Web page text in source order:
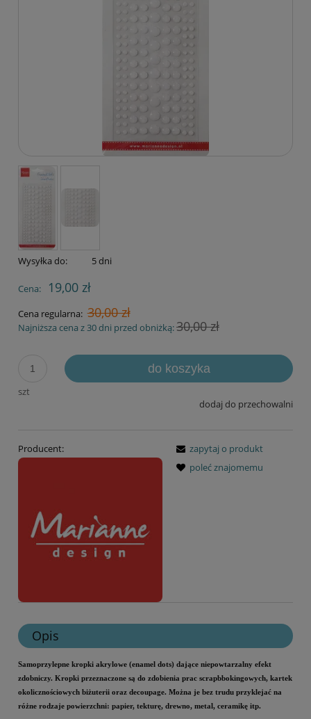
Wysyłka do: 5 dni
Cena: 19,00 zł
Cena regularna: 30,00 zł
Najniższa cena z 30 dni przed obniżką:30,00 zł
szt
do koszyka
dodaj do przechowalni
Producent:
zapytaj o produkt
poleć znajomemu
Opis
Samoprzylepne kropki akrylowe (enamel dots) dające niepowtarzalny efekt
zdobniczy. Kropki przeznaczone są do zdobienia prac scrapbbokingowych, kartek
okolicznościowych biżuterii oraz decoupage. Można je bez trudu przyklejać na
różne rodzaje powierzchni: papier, tekturę, drewno, metal, ceramikę itp.